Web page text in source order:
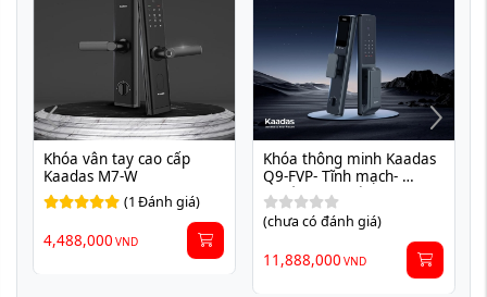
Khóa vân tay cao cấp
Kaadas M7-W
(1 Đánh giá)
4,488,000 VND
Khóa thông minh Kaadas
Q9-FVP- Tĩnh mạch-
Khuôn mặt- Vân Tay
(chưa có đánh giá)
11,888,000 VND